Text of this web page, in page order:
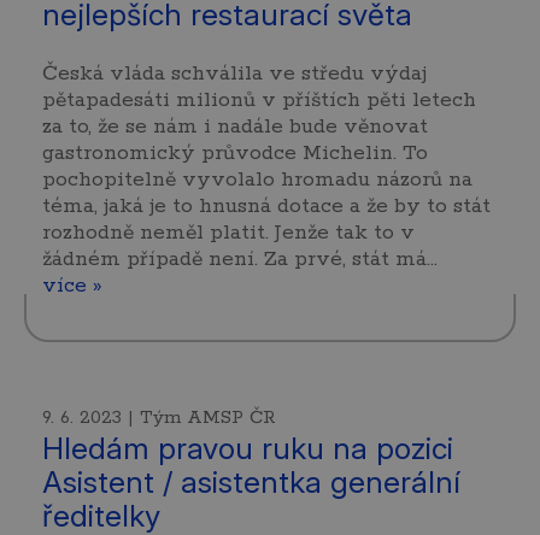
nejlepších restaurací světa
Česká vláda schválila ve středu výdaj
pětapadesáti milionů v příštích pěti letech
za to, že se nám i nadále bude věnovat
gastronomický průvodce Michelin. To
pochopitelně vyvolalo hromadu názorů na
téma, jaká je to hnusná dotace a že by to stát
rozhodně neměl platit. Jenže tak to v
žádném případě není. Za prvé, stát má…
více »
9. 6. 2023 | Tým AMSP ČR
Hledám pravou ruku na pozici
Asistent / asistentka generální
ředitelky